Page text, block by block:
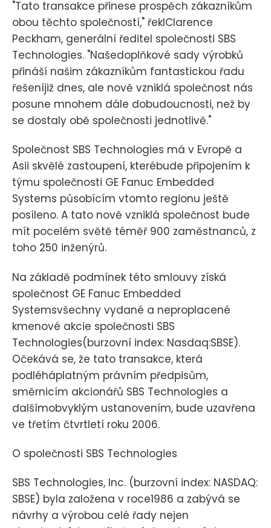
"Tato transakce přinese prospěch zákazníkům
obou těchto společností," řeklClarence
Peckham, generální ředitel společnosti SBS
Technologies. "Našedoplňkové sady výrobků
přináší našim zákazníkům fantastickou řadu
řešeníjiž dnes, ale nově vzniklá společnost nás
posune mnohem dále dobudoucnosti, než by
se dostaly obě společnosti jednotlivě."
Společnost SBS Technologies má v Evropě a
Asii skvělé zastoupení, kterébude připojením k
týmu společnosti GE Fanuc Embedded
Systems působícím vtomto regionu ještě
posíleno. A tato nově vzniklá společnost bude
mít pocelém světě téměř 900 zaměstnanců, z
toho 250 inženýrů.
Na základě podmínek této smlouvy získá
společnost GE Fanuc Embedded
Systemsvšechny vydané a neproplacené
kmenové akcie společnosti SBS
Technologies(burzovní index: Nasdaq:SBSE).
Očekává se, že tato transakce, která
podléháplatným právním předpisům,
směrnicím akcionářů SBS Technologies a
dalšímobvyklým ustanovením, bude uzavřena
ve třetím čtvrtletí roku 2006.
O společnosti SBS Technologies
SBS Technologies, Inc. (burzovní index: NASDAQ:
SBSE) byla založena v roce1986 a zabývá se
návrhy a výrobou celé řady nejen